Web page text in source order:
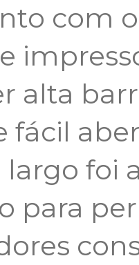
com
alta
fácil
foi
para